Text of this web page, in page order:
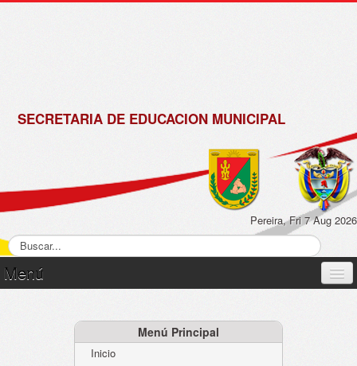
SECRETARIA DE EDUCACION MUNICIPAL
Pereira, Fri 7 Aug 2026
Menú
Atención al Ciudadano
Menú Principal
Inicio
de